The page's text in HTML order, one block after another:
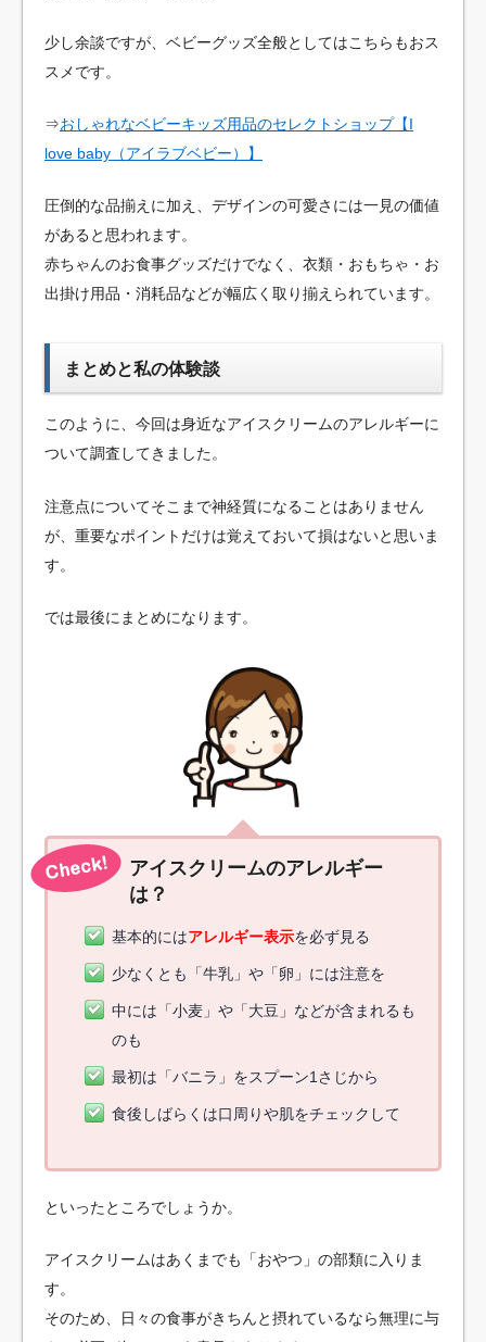
少し余談ですが、ベビーグッズ全般としてはこちらもおス
スメです。
⇒おしゃれなベビーキッズ用品のセレクトショップ【I
love baby（アイラブベビー）】
圧倒的な品揃えに加え、デザインの可愛さには一見の価値
があると思われます。
赤ちゃんのお食事グッズだけでなく、衣類・おもちゃ・お
出掛け用品・消耗品などが幅広く取り揃えられています。
まとめと私の体験談
このように、今回は身近なアイスクリームのアレルギーに
ついて調査してきました。
注意点についてそこまで神経質になることはありません
が、重要なポイントだけは覚えておいて損はないと思いま
す。
では最後にまとめになります。
アイスクリームのアレルギー
は？
基本的にはアレルギー表示を必ず見る
少なくとも「牛乳」や「卵」には注意を
中には「小麦」や「大豆」などが含まれるも
のも
最初は「バニラ」をスプーン1さじから
食後しばらくは口周りや肌をチェックして
といったところでしょうか。
アイスクリームはあくまでも「おやつ」の部類に入りま
す。
そのため、日々の食事がきちんと摂れているなら無理に与